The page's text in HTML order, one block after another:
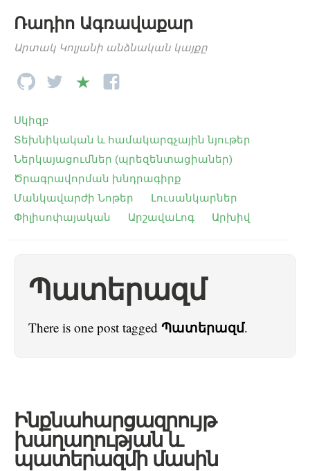
Ռադիո Ագռավաքար
Արտակ Կոլյանի անձնական կայքը
Սկիզբ
Տեխնիկական և համակարգչային նյութեր
Ներկայացումներ (պրեզենտացիաներ)
Ծրագրավորման խնդրագիրք
Մանկավարժի Նոթեր
Լուսանկարներ
Փիլիսոփայական
ԱրշավաԼոգ Արխիվ
Պատերազմ
There is one post tagged Պատերազմ.
Ինքնահարցազրույթ
խաղաղության և
պատերազմի մասին